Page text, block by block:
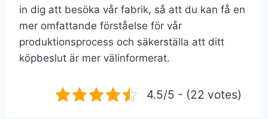
in dig att besöka vår fabrik, så att du kan få en
mer omfattande förståelse för vår
produktionsprocess och säkerställa att ditt
köpbeslut är mer välinformerat.
4.5/5 - (22 votes)